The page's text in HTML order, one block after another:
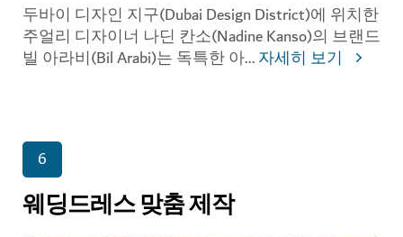
두바이 디자인 지구(Dubai Design District)에 위치한
주얼리 디자이너 나딘 칸소(Nadine Kanso)의 브랜드
빌 아라비(Bil Arabi)는 독특한 아...자세히 보기
6
웨딩드레스 맞춤 제작